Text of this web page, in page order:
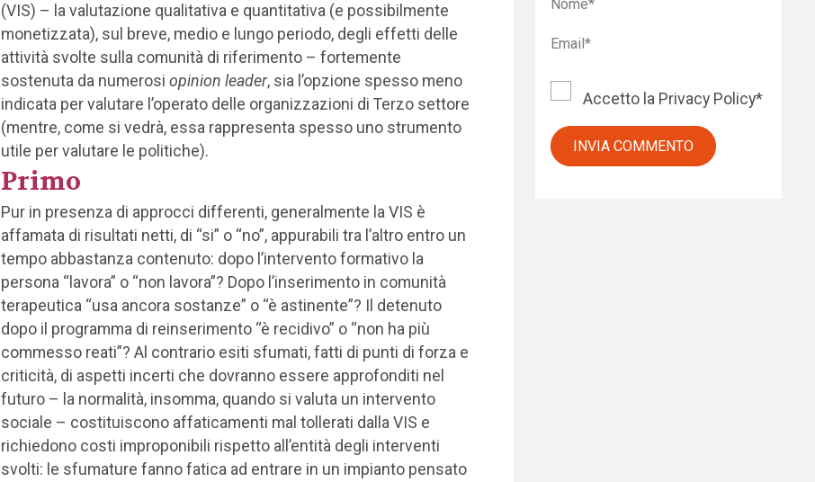
(VIS) – la valutazione qualitativa e quantitativa (e possibilmente
monetizzata), sul breve, medio e lungo periodo, degli effetti delle
attività svolte sulla comunità di riferimento – fortemente
sostenuta da numerosi opinion leader, sia l’opzione spesso meno
indicata per valutare l’operato delle organizzazioni di Terzo settore
(mentre, come si vedrà, essa rappresenta spesso uno strumento
utile per valutare le politiche).
Primo
Pur in presenza di approcci differenti, generalmente la VIS è
affamata di risultati netti, di “si” o “no”, appurabili tra l’altro entro un
tempo abbastanza contenuto: dopo l’intervento formativo la
persona “lavora” o “non lavora”? Dopo l’inserimento in comunità
terapeutica “usa ancora sostanze” o “è astinente”? Il detenuto
dopo il programma di reinserimento “è recidivo” o “non ha più
commesso reati”? Al contrario esiti sfumati, fatti di punti di forza e
criticità, di aspetti incerti che dovranno essere approfonditi nel
futuro – la normalità, insomma, quando si valuta un intervento
sociale – costituiscono affaticamenti mal tollerati dalla VIS e
richiedono costi improponibili rispetto all’entità degli interventi
svolti: le sfumature fanno fatica ad entrare in un impianto pensato
Accetto la Privacy Policy*